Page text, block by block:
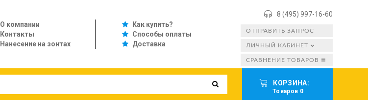
О компании
Контакты
Нанесение на зонтах
Как купить?
Способы оплаты
Доставка
8 (495) 997-16-60
ОТПРАВИТЬ ЗАПРОС
СРАВНЕНИЕ ТОВАРОВ
ЛИЧНЫЙ КАБИНЕТ
КОРЗИНА:
Товаров 0